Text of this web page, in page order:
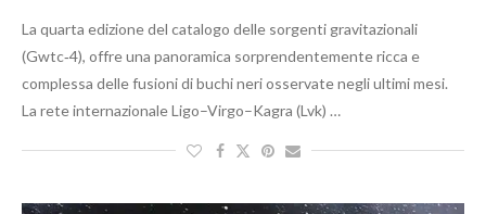
La quarta edizione del catalogo delle sorgenti gravitazionali
(Gwtc‑4), offre una panoramica sorprendentemente ricca e
complessa delle fusioni di buchi neri osservate negli ultimi mesi.
La rete internazionale Ligo–Virgo–Kagra (Lvk) …